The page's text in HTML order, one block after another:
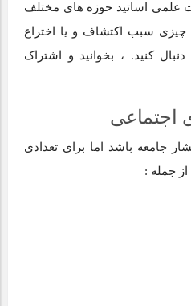
علمی اساتید حوزه های مختلف
سبب اکتشاف و یا اختراع
کنید. ، بخوانید و اشتراک
اجتماعی
جامعه باشد اما برای تعدادی
جمله :